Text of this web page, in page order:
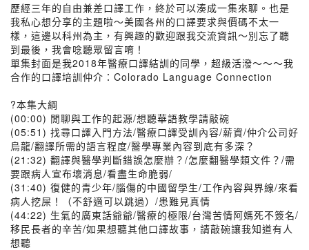
歷經三年的自由兼差口譯工作，終於可以湊成一集來聊。也是
我私心想分享的主題啦～美國各州的口譯要求與價碼不太一
樣，這邊以科州為主，有興趣的歡迎跟我交流資訊～別忘了聽
到最後，我會唸聽眾留言唷！
單集封面是我2018年醫療口譯結訓的同學，超級活潑～～～我
合作的口譯培訓仲介：Colorado Language Connection
?本集大綱
(00:00) 閒聊與工作的起源/想聽華語教學請敲碗
(05:51) 找尋口譯入門方法/醫療口譯受訓內容/薪資/仲介公司好
烏龍/翻譯所需的語言程度/醫學專業內容到底有多深？
(21:32) 翻譯與醫學判斷錯誤怎麼辦？/怎麼翻醫學類文件？/需
要跟病人宣布壞消息/看盡生命脆弱/
(31:40) 復健的青少年/腦傷的中國留學生/工作內容與界線/來看
病人挖屎！（不舒適可以跳過）/患難見真情
(44:22) 生氣的廣東話爺爺/醫療的極限/台灣苦情阿媽死不簽名/
移民長者的辛苦/如果想聽其他口譯故事，請敲碗讓我知道有人
想聽